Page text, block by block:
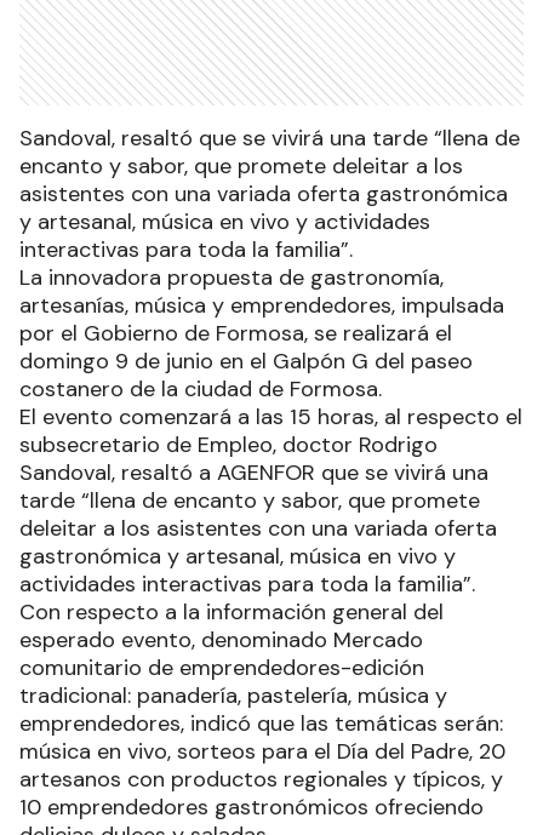
Sandoval, resaltó que se vivirá una tarde “llena de
encanto y sabor, que promete deleitar a los
asistentes con una variada oferta gastronómica
y artesanal, música en vivo y actividades
interactivas para toda la familia”.
La innovadora propuesta de gastronomía,
artesanías, música y emprendedores, impulsada
por el Gobierno de Formosa, se realizará el
domingo 9 de junio en el Galpón G del paseo
costanero de la ciudad de Formosa.
El evento comenzará a las 15 horas, al respecto el
subsecretario de Empleo, doctor Rodrigo
Sandoval, resaltó a AGENFOR que se vivirá una
tarde “llena de encanto y sabor, que promete
deleitar a los asistentes con una variada oferta
gastronómica y artesanal, música en vivo y
actividades interactivas para toda la familia”.
Con respecto a la información general del
esperado evento, denominado Mercado
comunitario de emprendedores-edición
tradicional: panadería, pastelería, música y
emprendedores, indicó que las temáticas serán:
música en vivo, sorteos para el Día del Padre, 20
artesanos con productos regionales y típicos, y
10 emprendedores gastronómicos ofreciendo